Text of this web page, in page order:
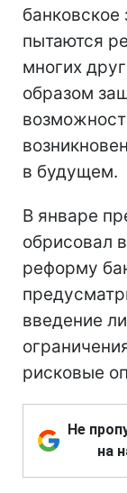
банковское
пытаются
многих
образом
в будущем.
В январе
обрисовал
реформу
введение
рисковые
Не
на